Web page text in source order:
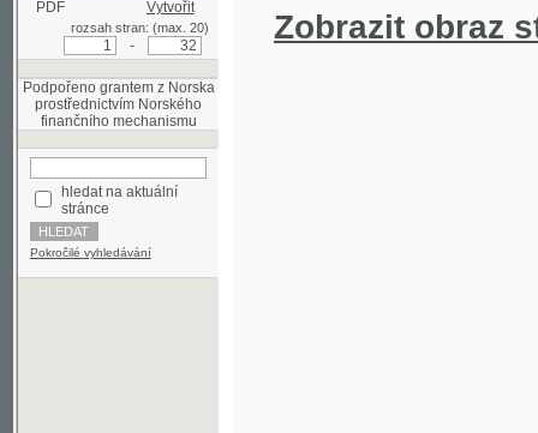
Podpořeno grantem z Norska
prostřednictvím Norského
finančního mechanismu
stránce
Pokročilé vyhledávání